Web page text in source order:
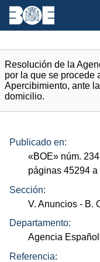
Resolución de la
por la que se procede
Apercibimiento, ante
domicilio.
Publicado en:
«BOE» núm.
páginas 45294 a
Sección:
V. Anuncios - B.
Departamento:
Agencia
Referencia: